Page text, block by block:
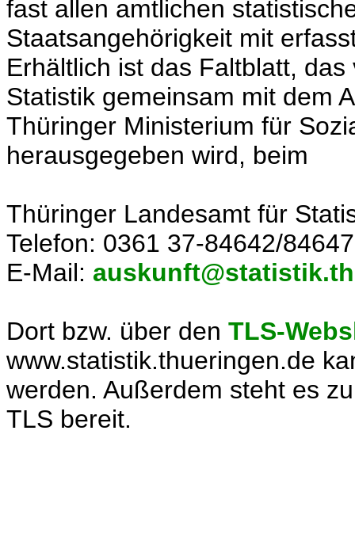
fast allen amtlichen
Staatsangehörigkeit mit
Erhältlich ist das Faltblatt,
Statistik gemeinsam mit dem
Thüringer Ministerium für
herausgegeben wird, beim
Thüringer Landesamt für
Telefon: 0361 37-84642/
E-Mail:
Dort bzw. über den TLS-
www.statistik.thueringen.de
werden. Außerdem steht es
TLS bereit.